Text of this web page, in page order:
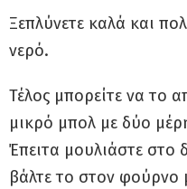
Ξεπλύνετε καλά και
νερό.
Τέλος μπορείτε να το
μικρό μπολ με δύο
Έπειτα μουλιάστε στο
βάλτε το στον